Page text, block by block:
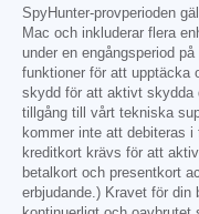
SpyHunter-provperioden
Mac och inkluderar flera
under en engångsperiod
funktioner för att upptäcka
skydd för att aktivt skydda
tillgång till vårt tekniska
kommer inte att debiteras
kreditkort krävs för att
betalkort och presentkort
erbjudande.) Kravet för